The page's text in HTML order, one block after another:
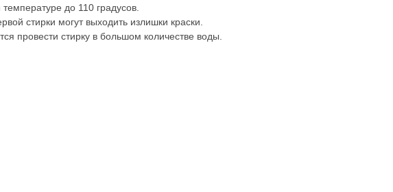
температуре до 110 градусов.
стирки могут выходить излишки краски.
провести стирку в большом количестве воды.